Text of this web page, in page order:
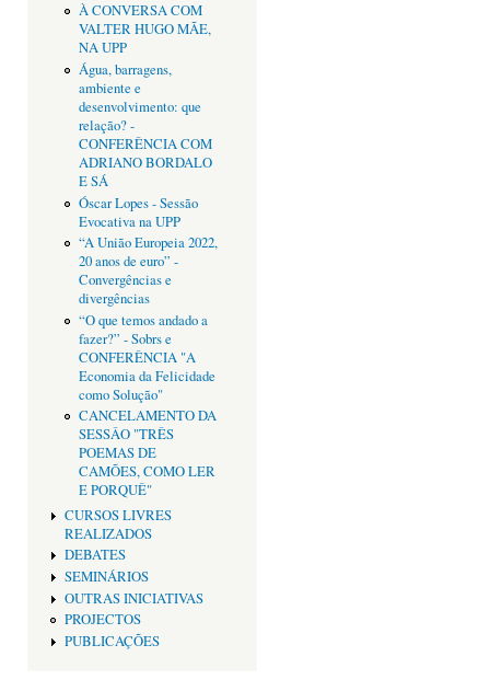
À CONVERSA COM
VALTER HUGO MÃE,
NA UPP
Água, barragens,
ambiente e
desenvolvimento: que
relação? -
CONFERÊNCIA COM
ADRIANO BORDALO
E SÁ
Óscar Lopes - Sessão
Evocativa na UPP
“A União Europeia 2022,
20 anos de euro” -
Convergências e
divergências
“O que temos andado a
fazer?” - Sobrs e
CONFERÊNCIA "A
Economia da Felicidade
como Solução"
CANCELAMENTO DA
SESSÂO "TRÊS
POEMAS DE
CAMÕES, COMO LER
E PORQUÊ"
CURSOS LIVRES
REALIZADOS
DEBATES
SEMINÁRIOS
OUTRAS INICIATIVAS
PROJECTOS
PUBLICAÇÕES